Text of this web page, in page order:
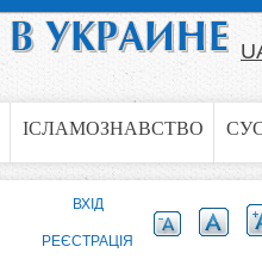
ІСЛАМОЗНАВСТВО
ВХІД
РЕЄСТРАЦІЯ